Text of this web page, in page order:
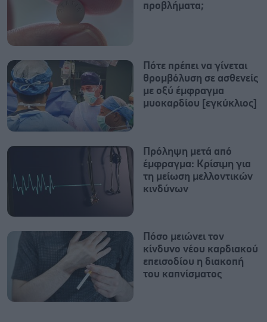
προβλήματα;
Πότε πρέπει να γίνεται
θρομβόλυση σε ασθενείς
με οξύ έμφραγμα
μυοκαρδίου [εγκύκλιος]
Πρόληψη μετά από
έμφραγμα: Κρίσιμη για
τη μείωση μελλοντικών
κινδύνων
Πόσο μειώνει τον
κίνδυνο νέου καρδιακού
επεισοδίου η διακοπή
του καπνίσματος